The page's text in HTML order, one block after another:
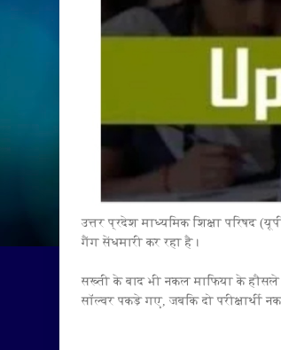
उत्तर प्रदेश माध्यमिक शिक्षा परिषद
गैंग सेंधमारी कर रहा है।
सख्ती के बाद भी नकल माफिया के हौसले
सॉल्वर पकड़े गए, जबकि दो परीक्षार्थी